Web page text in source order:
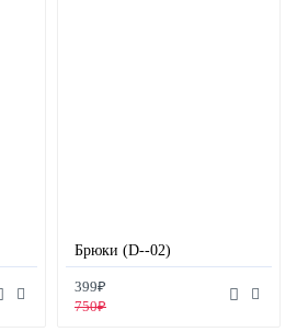
Брюки (D--02)
399₽
750₽